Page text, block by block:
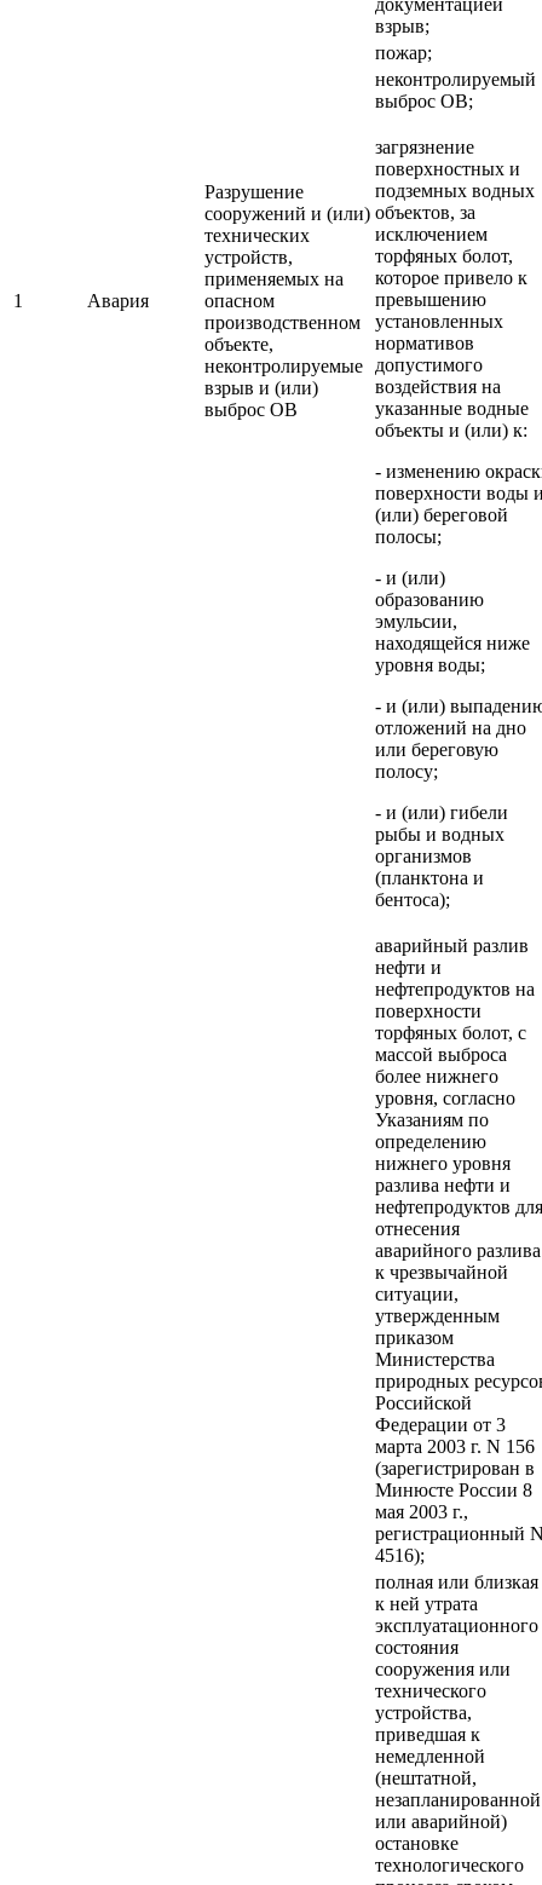
1 Авария
Разрушение
сооружений и (или)
технических
устройств,
применяемых на
опасном
производственном
объекте,
неконтролируемые
взрыв и (или)
выброс ОВ
документацией
взрыв;
пожар;
неконтролируемый
выброс ОВ;
загрязнение
поверхностных и
подземных водных
объектов, за
исключением
торфяных болот,
которое привело к
превышению
установленных
нормативов
допустимого
воздействия на
указанные водные
объекты и (или) к:
- изменению
поверхности воды
(или) береговой
полосы;
- и (или)
образованию
эмульсии,
находящейся ниже
уровня воды;
- и (или)
отложений на дно
или береговую
полосу;
- и (или) гибели
рыбы и водных
организмов
(планктона и
бентоса);
аварийный разлив
нефти и
нефтепродуктов на
поверхности
торфяных болот, с
массой выброса
более нижнего
уровня, согласно
Указаниям по
определению
нижнего уровня
разлива нефти и
нефтепродуктов для
отнесения
аварийного разлива
к чрезвычайной
ситуации,
утвержденным
приказом
Министерства
природных
Российской
Федерации от 3
марта 2003 г. N 156
(зарегистрирован в
Минюсте России 8
мая 2003 г.,
регистрационный
4516);
полная или близкая
к ней утрата
эксплуатационного
состояния
сооружения или
технического
устройства,
приведшая к
немедленной
(нештатной,
незапланированной
или аварийной)
остановке
технологического